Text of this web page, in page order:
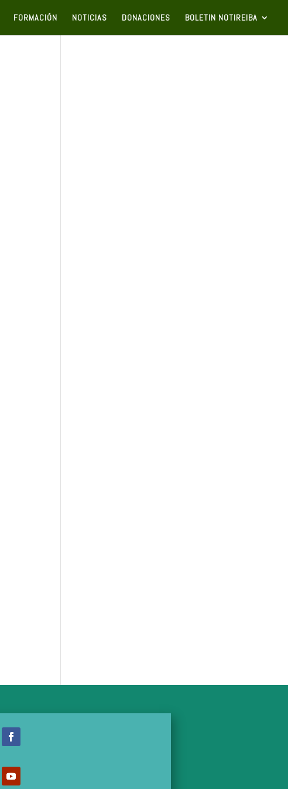
FORMACIÓN NOTICIAS DONACIONES BOLETIN NOTIREIBA